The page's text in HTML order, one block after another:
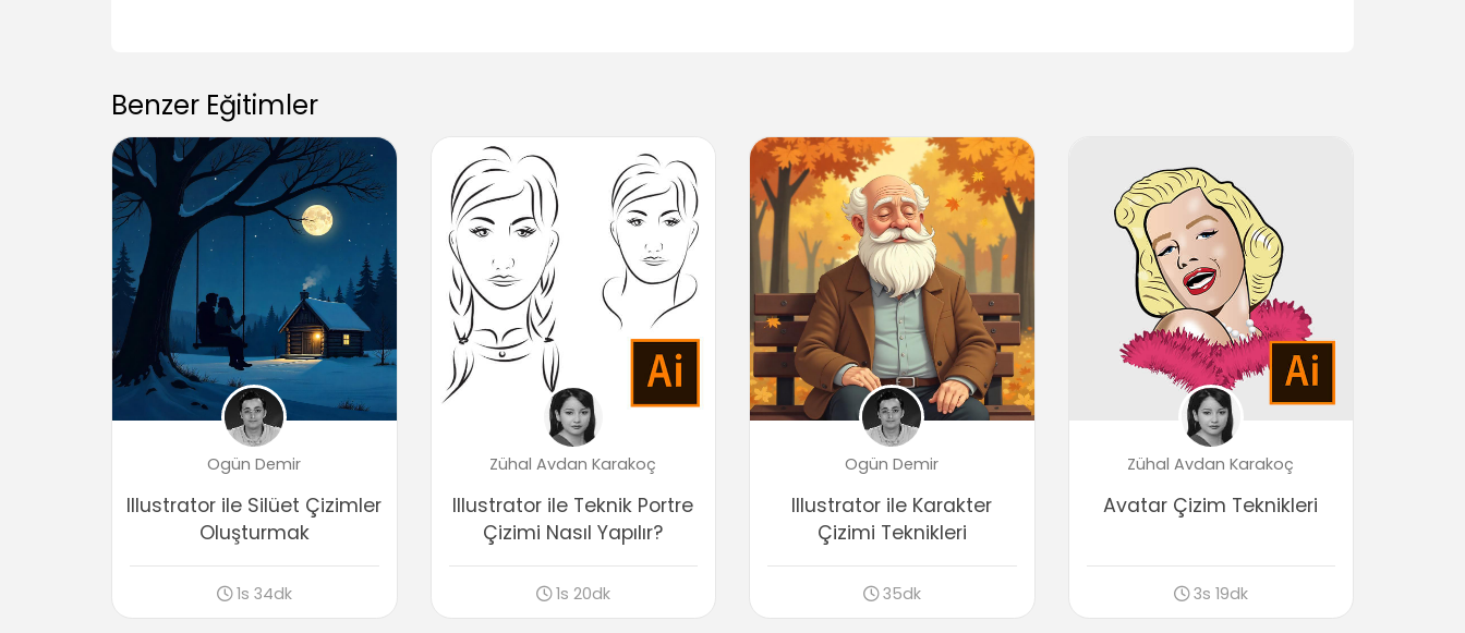
Obje özelliklerine göre seçim, benzer
nitelikteki nesneleri seçme
07:17
Obje Oluşturma Araçları
Tüm temel açık objeleri oluşturma (Arc,
07:16
Temel seçim araçları, gruplar
oluşturmak
08:22
Kalem araçları detaylı kullanımı (Pen
Kalem araçları detaylı kullanımı (Pencil
Obje Düzenleme Araçları (Editting)
Benzer Eğitimler
Ogün Demir
Illustrator ile Silüet Çizimler
Oluşturmak
1s 34dk
Zühal Avdan Karakoç
Illustrator ile Teknik Portre
Çizimi Nasıl Yapılır?
1s 20dk
Ogün Demir
Illustrator ile Karakter
Çizimi Teknikleri
35dk
Zühal Avdan Karakoç
Avatar Çizim Teknikleri
3s 19dk